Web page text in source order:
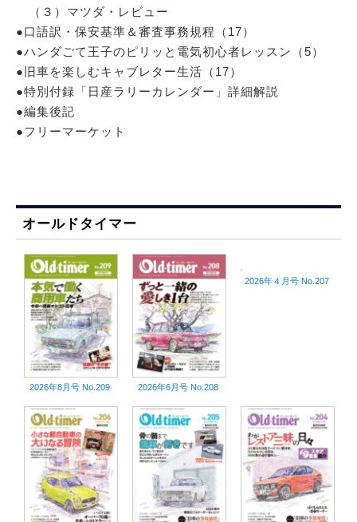
（３）マツダ・レビュー
●口語訳・保安基準＆審査事務規程（17）
●ハンダごて王子のピリッと電気初心者レッスン（5）
●旧車を楽しむキャブレター生活（17）
●特別付録「日産ラリーカレンダー」詳細解説
●編集後記
●フリーマーケット
オールドタイマー
2026年8月号 No.209 2026年6月号 No.208
2026年４月号 No.207